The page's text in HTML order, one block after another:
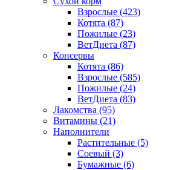
Взрослые (423)
Котята (87)
Пожилые (23)
ВетДиета (87)
Консервы
Котята (86)
Взрослые (585)
Пожилые (24)
ВетДиета (83)
Лакомства (95)
Витамины (21)
Наполнители
Растительные (5)
Соевый (3)
Бумажные (6)